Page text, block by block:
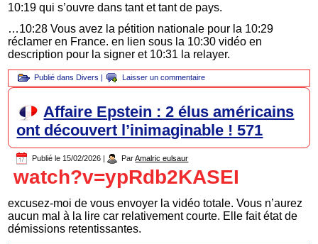
10:19 qui s’ouvre dans tant et tant de pays.
…10:28 Vous avez la pétition nationale pour la 10:29
réclamer en France. en lien sous la 10:30 vidéo en
description pour la signer et 10:31 la relayer.
Publié dans Divers | Laisser un commentaire
Affaire Epstein : 2 élus américains
ont découvert l’inimaginable ! 571
Publié le 15/02/2026 | Par Amalric eulsaur
watch?v=ypRdb2KASEI
excusez-moi de vous envoyer la vidéo totale. Vous n’aurez
aucun mal à la lire car relativement courte. Elle fait état de
démissions retentissantes.